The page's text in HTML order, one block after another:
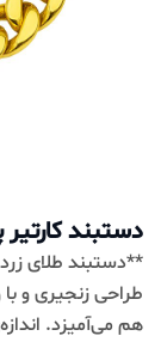
دستبند کارتیر
**دستبند طلای زرد
هم می‌آمیزد.